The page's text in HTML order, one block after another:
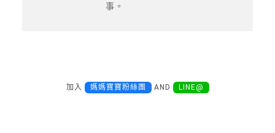
事。
加入 媽媽寶寶粉絲團 AND LINE@